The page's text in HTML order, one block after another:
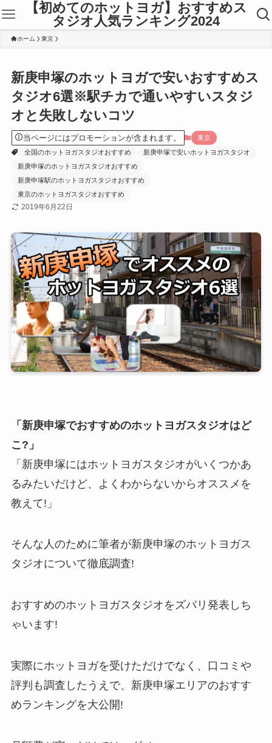
【初めてのホットヨガ】おすすめス
タジオ人気ランキング2024
ホーム 東京
新庚申塚のホットヨガで安いおすすめス
タジオ6選※駅チカで通いやすいスタジ
オと失敗しないコツ
当ページにはプロモーションが含まれます。
東京
全国のホットヨガスタジオおすすめ
新庚申塚で安いホットヨガスタジオ
新庚申塚のホットヨガスタジオおすすめ
新庚申塚駅のホットヨガスタジオおすすめ
東京のホットヨガスタジオおすすめ
2019年6月22日
「新庚申塚でおすすめのホットヨガスタジオはど
こ?」
「新庚申塚にはホットヨガスタジオがいくつかあ
るみたいだけど、よくわからないからオススメを
教えて!」
そんな人のために筆者が新庚申塚のホットヨガス
タジオについて徹底調査!
おすすめのホットヨガスタジオをズバリ発表しち
ゃいます!
実際にホットヨガを受けただけでなく、口コミや
評判も調査したうえで、新庚申塚エリアのおすす
めランキングを大公開!